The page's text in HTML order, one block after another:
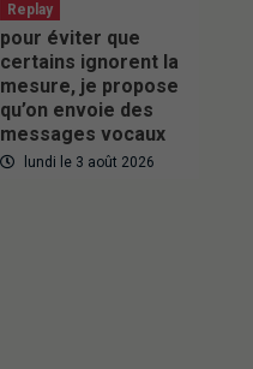
Replay
pour éviter que
certains ignorent la
mesure, je propose
qu’on envoie des
messages vocaux
lundi le 3 août 2026